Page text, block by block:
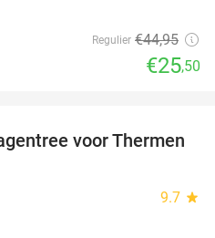
Regulier €44,95
€25,50
25%
voor Thermen
9.7 star